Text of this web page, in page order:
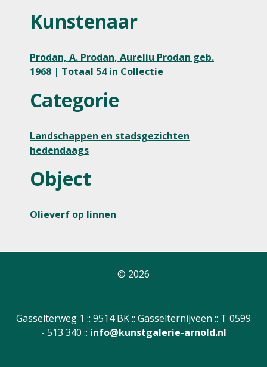
Kunstenaar
Prodan, A. Prodan, Aureliu Prodan geb.
1968 | Totaal 54 in Collectie
Categorie
Landschappen en stadsgezichten
hedendaags
Object
Olieverf op linnen
© 2026
Gasselterweg 1 :: 9514 BK :: Gasselternijveen :: T 0599
- 513 340 :: info@kunstgalerie-arnold.nl